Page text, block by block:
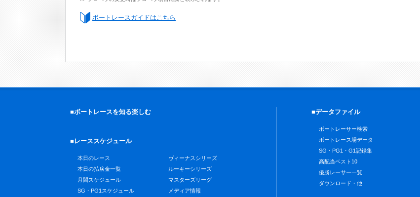
ボートレースガイドはこちら
■ボートレースを知る楽しむ
■レーススケジュール
本日のレース
本日の払戻金一覧
月間スケジュール
SG・PG1スケジュール
ヴィーナスシリーズ
ルーキーシリーズ
マスターズリーグ
メディア情報
■データファイル
ボートレーサー検索
ボートレース場データ
SG・PG1・G1記録集
高配当ベスト10
優勝レーサー一覧
ダウンロード・他